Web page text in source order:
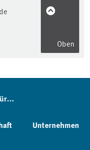
Oben
Unternehmen